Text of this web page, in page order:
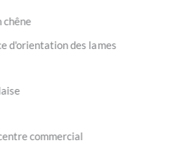
Parquets)
chêne aspect bois brut vernis
par collage des rainures et des
d’orientation; la barre de
83300 / © JLC Parquets)
Parquets)
(Provence-Alpes-Côte d’Azur /
JLC Parquets)
installé par nos soins dans un